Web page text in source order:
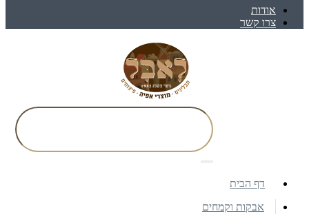
אודות
צרו קשר
דף הבית
אבקות וקמחים